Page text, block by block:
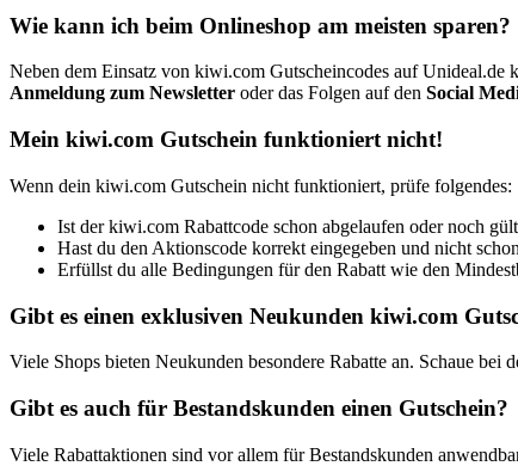
Wie kann ich beim Onlineshop am meisten sparen?
Neben dem Einsatz von kiwi.com Gutscheincodes auf Unideal.de
Anmeldung zum Newsletter oder das Folgen auf den Social
Mein kiwi.com Gutschein funktioniert nicht!
Wenn dein kiwi.com Gutschein nicht funktioniert, prüfe folgendes:
Ist der kiwi.com Rabattcode schon abgelaufen oder noch
Hast du den Aktionscode korrekt eingegeben und nicht
Erfüllst du alle Bedingungen für den Rabatt wie den
Gibt es einen exklusiven Neukunden kiwi.com
Viele Shops bieten Neukunden besondere Rabatte an. Schaue
Gibt es auch für Bestandskunden einen Gutschein?
Viele Rabattaktionen sind vor allem für Bestandskunden